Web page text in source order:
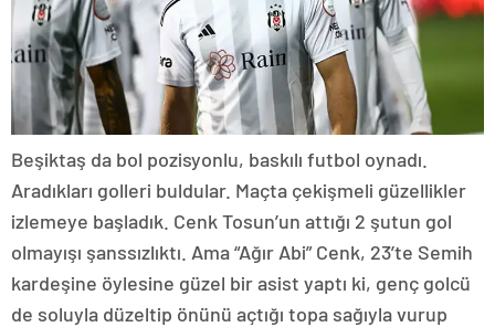
Beşiktaş da bol pozisyonlu, baskılı futbol oynadı.
Aradıkları golleri buldular. Maçta çekişmeli güzellikler
izlemeye başladık. Cenk Tosun’un attığı 2 şutun gol
olmayışı şanssızlıktı. Ama “Ağır Abi” Cenk, 23’te Semih
kardeşine öylesine güzel bir asist yaptı ki, genç golcü
de soluyla düzeltip önünü açtığı topa sağıyla vurup